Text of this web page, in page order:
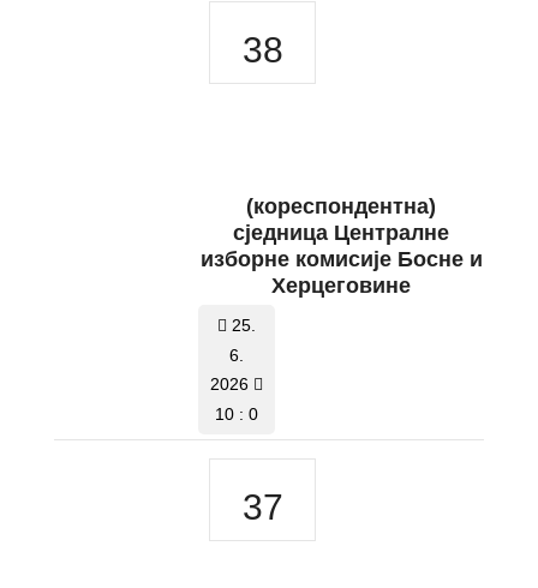
38
(кореспондентна)
сједница Централне
изборне комисије Босне и
Херцеговине
25.
6.
2026
10 : 0
37